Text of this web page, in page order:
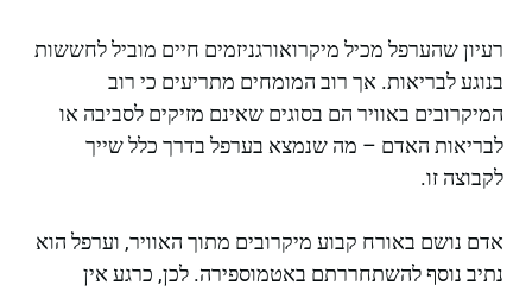
רעיון שהערפל מכיל מיקרואורגניזמים חיים מוביל לחששות
בנוגע לבריאות. אך רוב המומחים מתריעים כי רוב
המיקרובים באוויר הם בסוגים שאינם מזיקים לסביבה או
לבריאות האדם – מה שנמצא בערפל בדרך כלל שייך
לקבוצה זו.
אדם נושם באורח קבוע מיקרובים מתוך האוויר, וערפל הוא
נתיב נוסף להשתחררתם באטמוספירה. לכן, כרגע אין